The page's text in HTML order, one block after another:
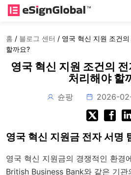
홈 / 블로그 센터 / 영국 혁신 지원 조건
할까요?
영국 혁신 지원 조건의
처리해야 할
슌팡 2026-
영국 혁신 지원금 전자 서명
영국 혁신 지원금의 경쟁적인 환경
British Business Bank와 같은 기관